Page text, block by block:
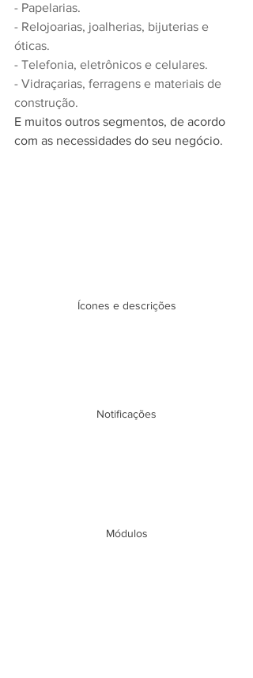
- Papelarias.
- Relojoarias, joalherias, bijuterias e
óticas.
- Telefonia, eletrônicos e celulares.
- Vidraçarias, ferragens e materiais de
construção.
E muitos outros segmentos, de acordo
com as necessidades do seu negócio.
Ícones e descrições
Notificações
Módulos